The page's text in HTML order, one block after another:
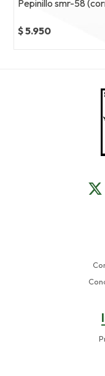
Pepinillo smr-58
$ 5.950